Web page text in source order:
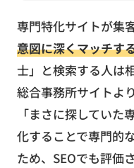
専門特化サイトが集
意図に深くマッチす
士」と検索する人は
総合事務所サイトよ
「まさに探していた
化することで専門的
ため、SEOでも評価